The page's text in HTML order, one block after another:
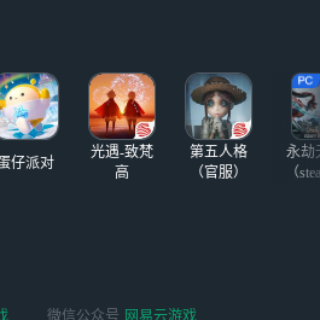
告
套设计则带有云端
的轻盈感。玩家对
初始漂浮套的小裙
子和精灵、蝴蝶的
大裙子情有独钟，
仔派对
光遇-致梵
高
第五人格
（官服）
永劫
（